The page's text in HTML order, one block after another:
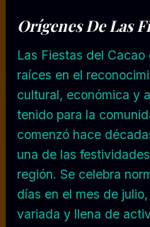
Orígenes De Las
Las Fiestas del
raíces en el
cultural, económica y
tenido para la
comenzó hace
una de las
región. Se celebra
días en el mes de
variada y llena de